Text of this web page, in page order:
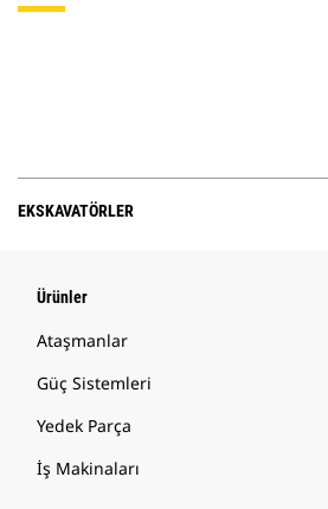
EKSKAVATÖRLER
Ürünler
Ataşmanlar
Güç Sistemleri
Yedek Parça
İş Makinaları